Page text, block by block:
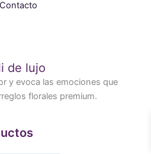
Contacto
de lujo
y evoca las emociones que
florales premium.